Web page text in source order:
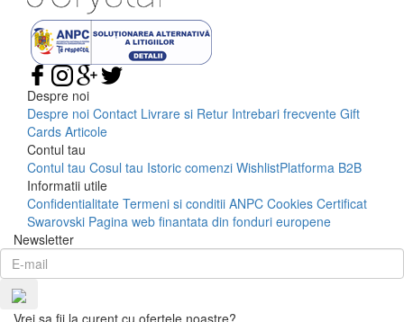
Despre noi
Despre noi Contact Livrare si Retur Intrebari frecvente Gift
Cards Articole
Contul tau
Contul tau Cosul tau Istoric comenzi WishlistPlatforma B2B
Informatii utile
Confidentialitate Termeni si conditii ANPC Cookies Certificat
Swarovski Pagina web finantata din fonduri europene
Newsletter